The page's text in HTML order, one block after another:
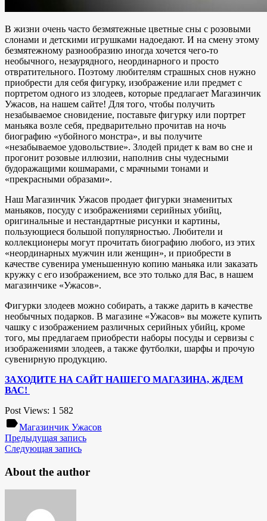
В жизни очень часто безмятежные цветные сны с розовыми
слонами и детскими игрушками надоедают. И на смену этому
безмятежному разнообразию иногда хочется чего-то
необычного, незаурядного, неординарного и просто
отвратительного. Поэтому любителям страшных снов нужно
приобрести для себя фигурку, изображение или предмет с
портретом одного из злодеев, которые предлагает Магазинчик
Ужасов, на нашем сайте! Для того, чтобы получить
незабываемое сновидение, поставьте фигурку или портрет
маньяка возле себя, предварительно прочитав на ночь
биографию «убойного монстра», и вы получите
«незабываемое удовольствие». Злодей придет к вам во сне и
прогонит розовые иллюзии, наполнив сны чудесными
будоражащими кошмарами, с мрачными тонами и
«прекрасными образами».
Наш Магазинчик Ужасов продает фигурки знаменитых
маньяков, посуду с изображениями серийных убийц,
оригинальные и нестандартные рисунки и картины,
пользующиеся большой популярностью. Любители и
коллекционеры могут прочитать биографию любого, из этих
«неординарных мужчин или женщин», и приобрести в
качестве сувенира уменьшенную копию маньяка или заказать
кружку с его изображением, все это только для Вас, в нашем
магазинчике «Ужасов».
Фигурки злодеев можно собирать, а также дарить в качестве
необычных подарков. В магазине «Ужасов» вы можете купить
чашку с изображением различных серийных убийц, кроме
того, мы предлагаем приобрести наборы посуды и сервизы с
изображениями злодеев, а также футболки, шарфы и прочую
сувенирную продукцию.
ЗАХОДИТЕ НА САЙТ НАШЕГО МАГАЗИНА, ЖДЕМ
ВАС!
Post Views: 1 582
labelМагазинчик Ужасов
Предыдущая запись
Следующая запись
About the author